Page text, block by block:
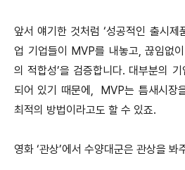
앞서 얘기한 것처럼 ‘성공적인 출시제
업 기업들이 MVP를 내놓고, 끊임없
의 적합성’을 검증합니다. 대부분의
되어 있기 때문에, MVP는 틈새시장
최적의 방법이라고도 할 수 있죠.
영화 ‘관상’에서 수양대군은 관상을 봐